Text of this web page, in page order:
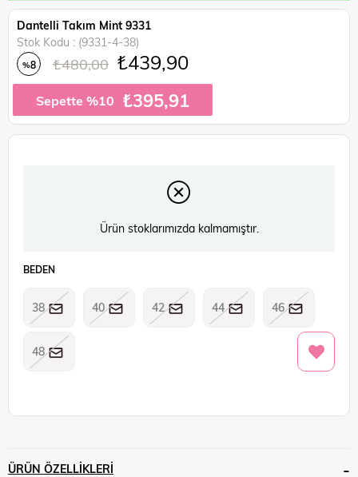
Dantelli Takım Mint 9331
Stok Kodu
(9331-4-38)
%8 ₺480,00 ₺439,90
Sepette %10 ₺395,91
Ürün stoklarımızda kalmamıştır.
BEDEN
38 40 42 44 46
48
ÜRÜN ÖZELLIKLERI